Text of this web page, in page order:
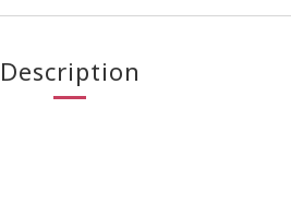
Description